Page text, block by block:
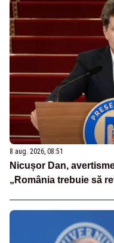
8 aug. 2026, 08:51
Nicușor Dan,
„România trebuie să